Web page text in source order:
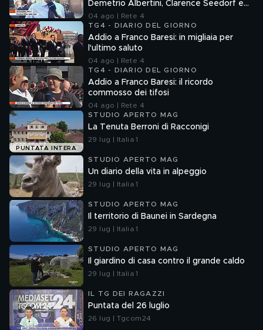
Demetrio Albertini, Clarence Seedorf e
Giovanni Galli
04 ago | Rete 4
TG4 - DIARIO DEL GIORNO
Addio a Franco Baresi: in migliaia per
l'ultimo saluto
04 ago | Rete 4
TG4 - DIARIO DEL GIORNO
Addio a Franco Baresi: il ricordo
commosso dei tifosi
04 ago | Rete 4
PUNTATA INTERA
STUDIO APERTO MAG
La Tenuta Berroni di Racconigi
29 lug | Italia 1
STUDIO APERTO MAG
Un diario della vita in alpeggio
29 lug | Italia 1
STUDIO APERTO MAG
Il territorio di Baunei in Sardegna
29 lug | Italia 1
STUDIO APERTO MAG
Il giardino di casa contro il grande caldo
29 lug | Italia 1
IL TG DEI RAGAZZI
Puntata del 26 luglio
26 lug | Tgcom24